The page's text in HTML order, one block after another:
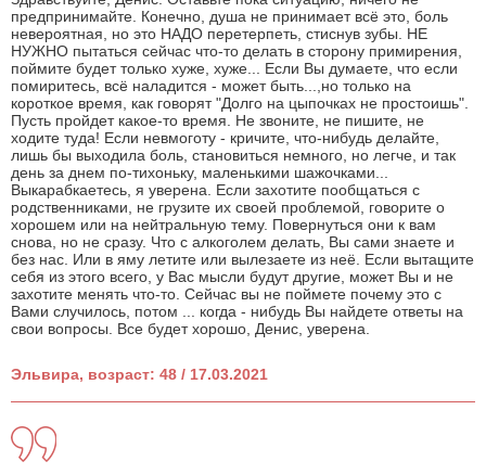
предпринимайте. Конечно, душа не принимает всё это, боль
невероятная, но это НАДО перетерпеть, стиснув зубы. НЕ
НУЖНО пытаться сейчас что-то делать в сторону примирения,
поймите будет только хуже, хуже... Если Вы думаете, что если
помиритесь, всё наладится - может быть...,но только на
короткое время, как говорят "Долго на цыпочках не простоишь".
Пусть пройдет какое-то время. Не звоните, не пишите, не
ходите туда! Если невмоготу - кричите, что-нибудь делайте,
лишь бы выходила боль, становиться немного, но легче, и так
день за днем по-тихоньку, маленькими шажочками...
Выкарабкаетесь, я уверена. Если захотите пообщаться с
родственниками, не грузите их своей проблемой, говорите о
хорошем или на нейтральную тему. Повернуться они к вам
снова, но не сразу. Что с алкоголем делать, Вы сами знаете и
без нас. Или в яму летите или вылезаете из неё. Если вытащите
себя из этого всего, у Вас мысли будут другие, может Вы и не
захотите менять что-то. Сейчас вы не поймете почему это с
Вами случилось, потом ... когда - нибудь Вы найдете ответы на
свои вопросы. Все будет хорошо, Денис, уверена.
Эльвира, возраст: 48 / 17.03.2021